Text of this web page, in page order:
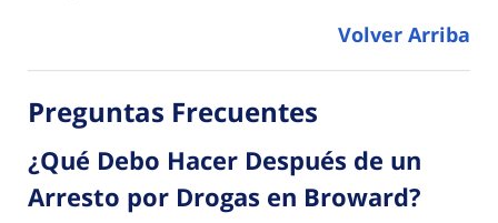
Volver Arriba
Preguntas Frecuentes
¿Qué Debo Hacer Después de un
Arresto por Drogas en Broward?